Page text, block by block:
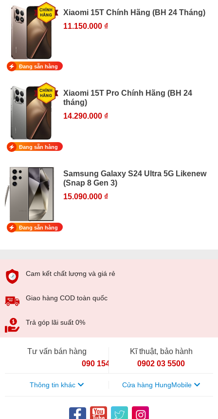
Xiaomi 15T Chính Hãng (BH 24 Tháng)
11.150.000 ₫
Đang sẵn hàng
Xiaomi 15T Pro Chính Hãng (BH 24
tháng)
14.290.000 ₫
Đang sẵn hàng
Samsung Galaxy S24 Ultra 5G Likenew
(Snap 8 Gen 3)
15.090.000 ₫
Đang sẵn hàng
Cam kết chất lượng và giá rẻ
Giao hàng COD toàn quốc
Trả góp lãi suất 0%
Tư vấn bán hàng
090 154 8866
Kĩ thuật, bảo hành
0902 03 5500
Thông tin khác Cửa hàng HungMobile